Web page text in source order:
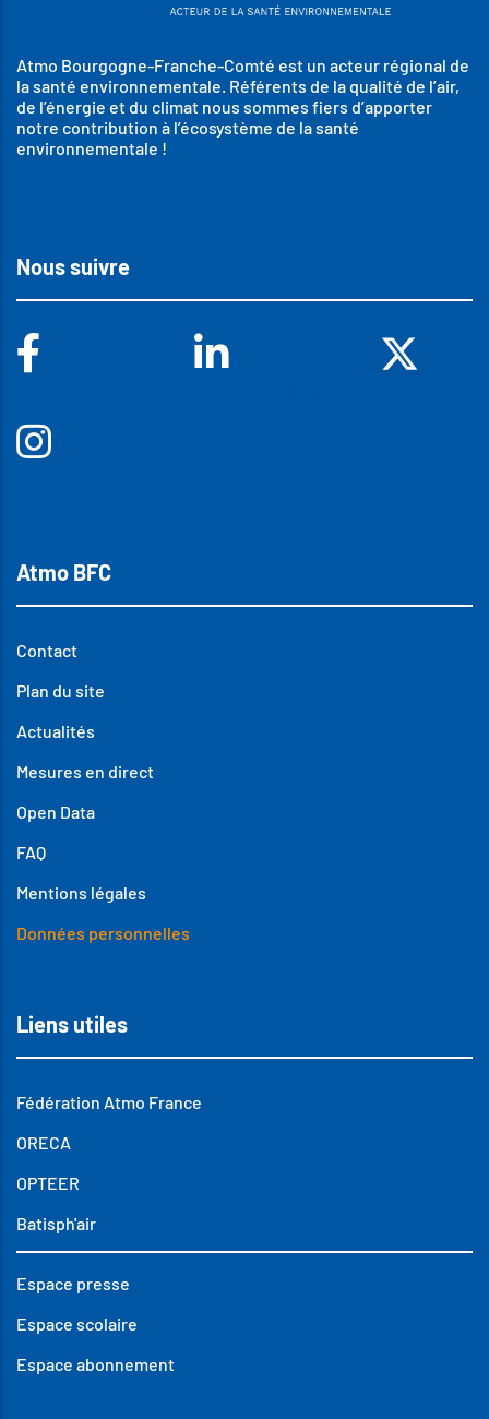
Atmo Bourgogne-Franche-Comté est un acteur régional de
la santé environnementale. Référents de la qualité de l’air,
de l’énergie et du climat nous sommes fiers d’apporter
notre contribution à l’écosystème de la santé
environnementale !
Nous suivre
Atmo BFC
Contact
Plan du site
Actualités
Mesures en direct
Open Data
FAQ
Mentions légales
Données personnelles
Liens utiles
Fédération Atmo France
ORECA
OPTEER
Batisph'air
Espace presse
Espace scolaire
Espace abonnement